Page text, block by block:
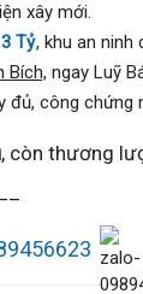
xây mới.
Tỷ, khu an ninh
Bích, ngay Luỹ
đủ, công chứng
, còn thương